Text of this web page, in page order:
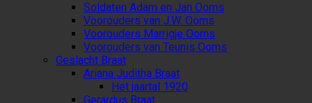
Soldaten Adam en Jan Ooms
Voorouders van J.W. Ooms
Voorouders Marrigje Ooms
Voorouders van Teunis Ooms
Geslacht Braat
Ariana Juditha Braat
Het jaartal 1920
Gerardus Braat